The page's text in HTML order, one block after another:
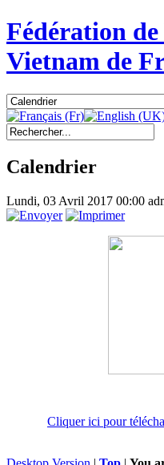
Fédération
Vietnam de
Calendrier
Lundi, 03 Avril 2017 00:00
Cliquer ici pour